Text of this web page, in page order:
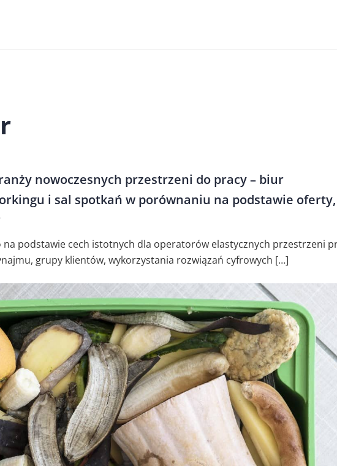
nowoczesnych przestrzeni do pracy – biur
i sal spotkań w porównaniu na podstawie oferty,
podstawie cech istotnych dla operatorów elastycznych przestrzeni
grupy klientów, wykorzystania rozwiązań cyfrowych […]